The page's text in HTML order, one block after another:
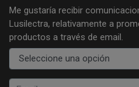
Me gustaría recibir
Lusilectra, relativamente a
productos a través de email.